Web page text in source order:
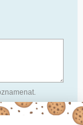
automaticky